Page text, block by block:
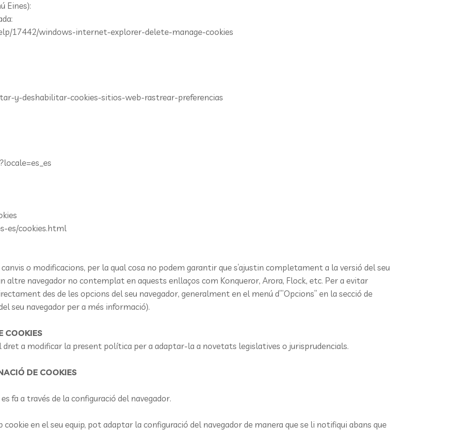
Eines):
17442/windows-internet-explorer-delete-manage-cookies
y-deshabilitar-cookies-sitios-web-rastrear-preferencias
es/cookies.html
o modificacions, per la qual cosa no podem garantir que s’ajustin completament a la versió del seu
altre navegador no contemplat en aquests enllaços com Konqueror, Arora, Flock, etc. Per a evitar
des de les opcions del seu navegador, generalment en el menú d’”Opcions” en la secció de
seu navegador per a més informació).
COOKIES
dret a modificar la present política per a adaptar-la a novetats legislatives o jurisprudencials.
DE COOKIES
fa a través de la configuració del navegador.
en el seu equip, pot adaptar la configuració del navegador de manera que se li notifiqui abans que